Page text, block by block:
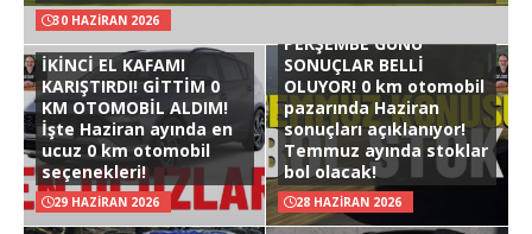
30 HAZIRAN 2026
İKİNCİ EL KAFAMI
KARIŞTIRDI! GİTTİM 0
KM OTOMOBİL ALDIM!
İşte Haziran ayında en
ucuz 0 km otomobil
seçenekleri!
29 HAZIRAN 2026
PERŞEMBE GÜNÜ
SONUÇLAR BELLİ
OLUYOR! 0 km otomobil
pazarında Haziran
sonuçları açıklanıyor!
Temmuz ayında stoklar
bol olacak!
28 HAZIRAN 2026